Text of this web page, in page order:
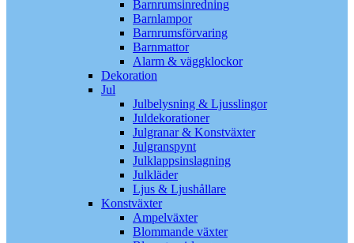
Barnrumsinredning
Barnlampor
Barnrumsförvaring
Barnmattor
Alarm & väggklockor
Dekoration
Jul
Julbelysning & Ljusslingor
Juldekorationer
Julgranar & Konstväxter
Julgranspynt
Julklappsinslagning
Julkläder
Ljus & Ljushållare
Konstväxter
Ampelväxter
Blommande växter